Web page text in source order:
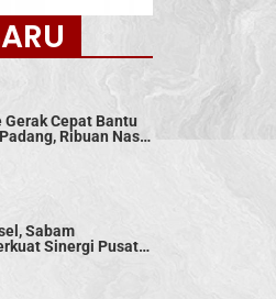
Gerak Cepat Bantu
Ribuan Nasi
Sabam
Sinergi Pusat-